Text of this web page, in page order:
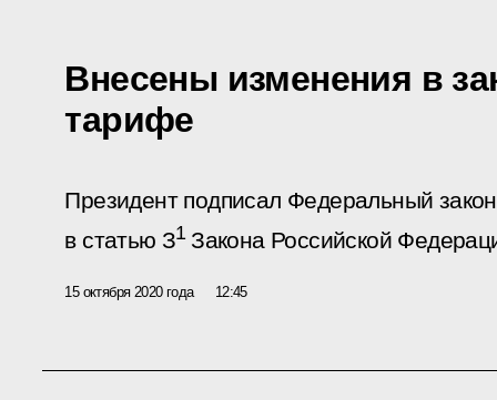
Внесены изменения в
тарифе
Президент подписал Федеральный
в статью З1 Закона Российской
15 октября 2020 года 12:45